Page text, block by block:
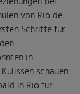
von Rio de
Schritte für
in
schauen
in Rio für